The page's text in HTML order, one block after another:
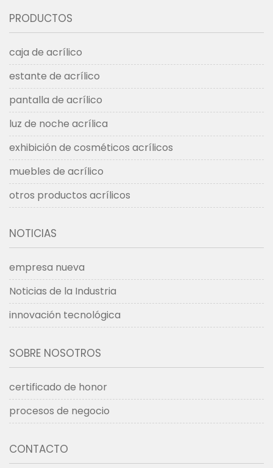
PRODUCTOS
caja de acrílico
estante de acrílico
pantalla de acrílico
luz de noche acrílica
exhibición de cosméticos acrílicos
muebles de acrílico
otros productos acrílicos
NOTICIAS
empresa nueva
Noticias de la Industria
innovación tecnológica
SOBRE NOSOTROS
certificado de honor
procesos de negocio
CONTACTO